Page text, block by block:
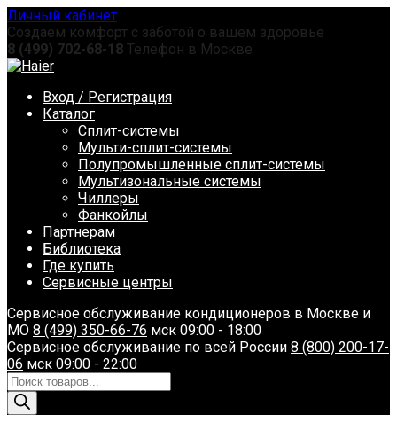
Перейти
к
содержанию
Личный кабинет
Создаем комфорт с заботой о вашем здоровье
8 (499) 702-68-18 Телефон в Москве
Вход / Регистрация
Каталог
Сплит-системы
Мульти-сплит-системы
Полупромышленные сплит-системы
Мультизональные системы
Чиллеры
Фанкойлы
Партнерам
Библиотека
Где купить
Сервисные центры
Сервисное обслуживание кондиционеров в Москве и
МО 8 (499) 350-66-76 мск 09:00 - 18:00
Сервисное обслуживание по всей России 8 (800) 200-17-
06 мск 09:00 - 22:00
Поиск
товаров